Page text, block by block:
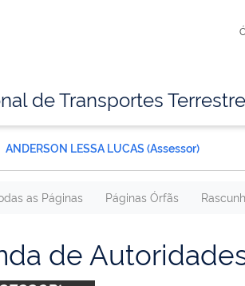
de Transportes
ANDERSON LESSA LUCAS (Assessor)
as Páginas Páginas Órfãs
de